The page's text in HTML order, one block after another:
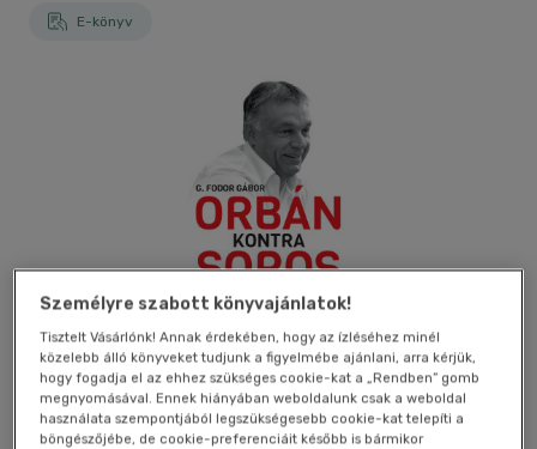
E-könyv
Személyre szabott könyvajánlatok!
Tisztelt Vásárlónk! Annak érdekében, hogy az ízléséhez minél
közelebb álló könyveket tudjunk a figyelmébe ajánlani, arra kérjük,
hogy fogadja el az ehhez szükséges cookie-kat a „Rendben” gomb
megnyomásával. Ennek hiányában weboldalunk csak a weboldal
használata szempontjából legszükségesebb cookie-kat telepíti a
böngészőjébe, de cookie-preferenciáit később is bármikor